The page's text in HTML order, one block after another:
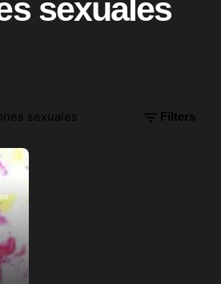
sexuales
sexuales Filters